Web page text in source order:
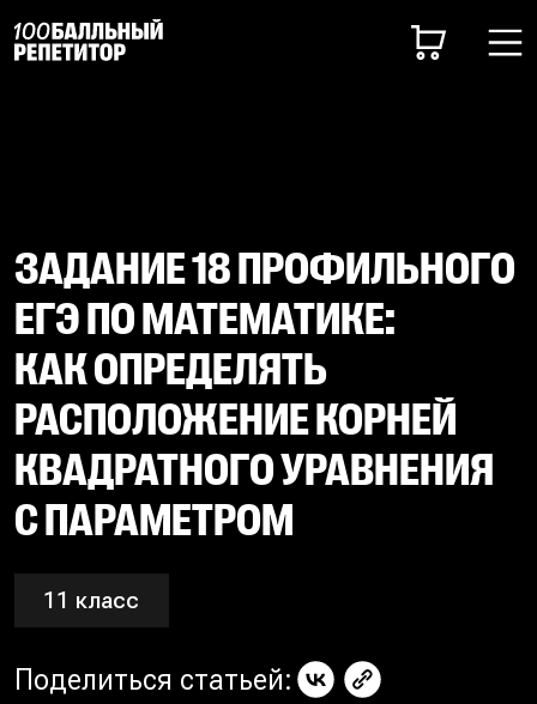
ЗАДАНИЕ 18 ПРОФИЛЬНОГО
ЕГЭ ПО МАТЕМАТИКЕ:
КАК ОПРЕДЕЛЯТЬ
РАСПОЛОЖЕНИЕ КОРНЕЙ
КВАДРАТНОГО УРАВНЕНИЯ
С ПАРАМЕТРОМ
11 класс
Поделиться статьей: